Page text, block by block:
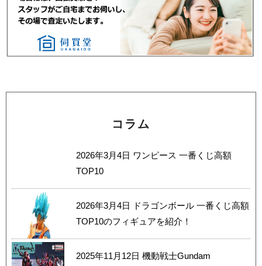
コラム
2026年3月4日 ワンピース 一番くじ高額
TOP10
2026年3月4日
ドラゴンボール 一番くじ高額
TOP10のフィギュアを紹介！
2025年11月12日 機動戦士Gundam